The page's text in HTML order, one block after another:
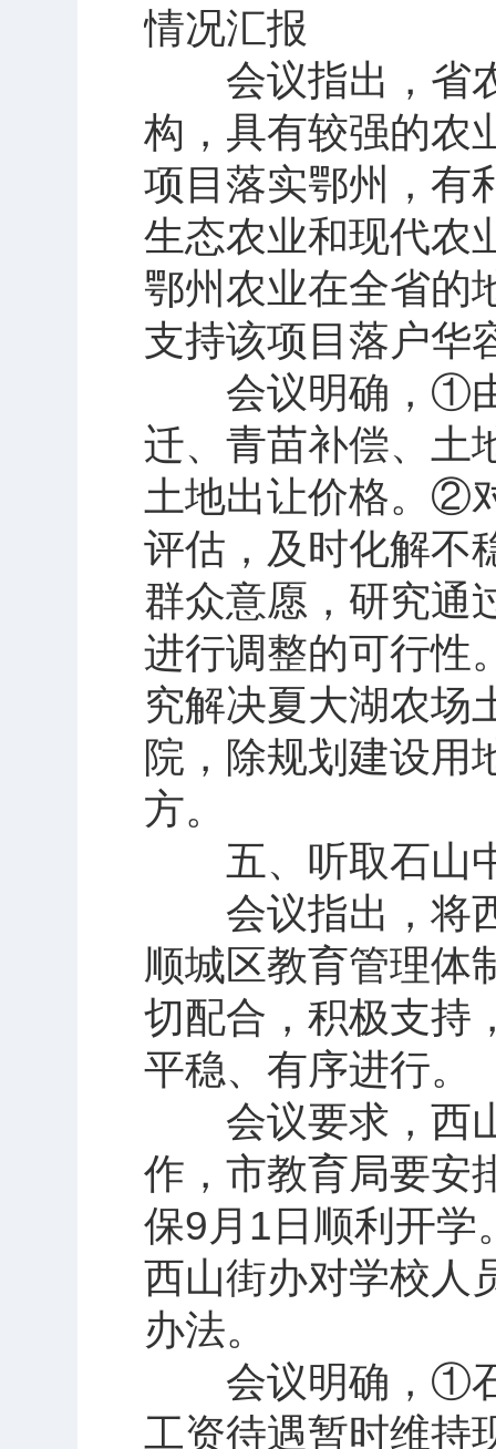
情况汇报
会议指出，省农
构，具有较强的农
项目落实鄂州，有
生态农业和现代农
鄂州农业在全省的
支持该项目落户华
会议明确，①由
迁、青苗补偿、土
土地出让价格。②
评估，及时化解不
群众意愿，研究通
进行调整的可行性
究解决夏大湖农场
院，除规划建设用
方。
五、听取石山中
会议指出，将西
顺城区教育管理体
切配合，积极支持
平稳、有序进行。
会议要求，西山
作，市教育局要安
保9月1日顺利开学
西山街办对学校人
办法。
会议明确，①石
工资待遇暂时维持